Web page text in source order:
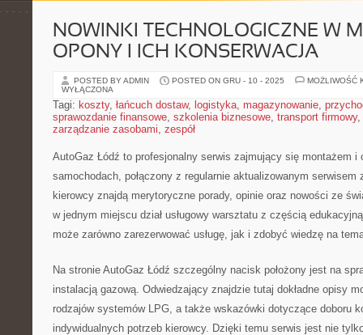
NOWINKI TECHNOLOGICZNE W
OPONY I ICH KONSERWACJA
POSTED BY ADMIN POSTED ON GRU - 10 - 2025
MOŻLIWOŚĆ
WYŁĄCZONA
Tagi: koszty, łańcuch dostaw, logistyka, magazynowanie,
sprawozdanie finansowe, szkolenia biznesowe, transport firmowy,
zarządzanie zasobami, zespół
AutoGaz Łódź to profesjonalny serwis zajmujący się montażem i
samochodach, połączony z regularnie aktualizowanym serwisem
kierowcy znajdą merytoryczne porady, opinie oraz nowości ze
w jednym miejscu dział usługowy warsztatu z częścią
może zarówno zarezerwować usługę, jak i zdobyć wiedzę na
Na stronie AutoGaz Łódź szczególny nacisk położony jest na
instalacją gazową. Odwiedzający znajdzie tutaj dokładne opisy
rodzajów systemów LPG, a także wskazówki dotyczące doboru
indywidualnych potrzeb kierowcy. Dzięki temu serwis jest nie